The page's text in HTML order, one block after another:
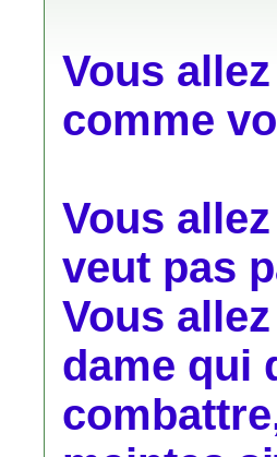
Vous
comme
Vous
veut pas
Vous
dame qui